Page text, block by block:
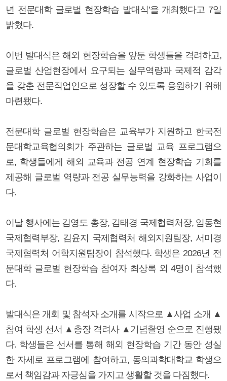
년 전문대학 글로벌 현장학습 발대식’을 개최했다고 7일
밝혔다.
이번 발대식은 해외 현장학습을 앞둔 학생들을 격려하고,
글로벌 산업현장에서 요구되는 실무역량과 국제적 감각
을 갖춘 전문직업인으로 성장할 수 있도록 응원하기 위해
마련됐다.
전문대학 글로벌 현장학습은 교육부가 지원하고 한국전
문대학교육협의회가 주관하는 글로벌 교육 프로그램으
로, 학생들에게 해외 교육과 전공 연계 현장학습 기회를
제공해 글로벌 역량과 전공 실무능력을 강화하는 사업이
다.
이날 행사에는 김영도 총장, 김태경 국제협력처장, 임동현
국제협력부장, 김윤지 국제협력처 해외지원팀장, 서미경
국제협력처 어학지원팀장이 참석했다. 학생은 2026년 전
문대학 글로벌 현장학습 참여자 최상록 외 4명이 참석했
다.
발대식은 개회 및 참석자 소개를 시작으로 ▲사업 소개 ▲
참여 학생 선서 ▲총장 격려사 ▲기념촬영 순으로 진행됐
다. 학생들은 선서를 통해 해외 현장학습 기간 동안 성실
한 자세로 프로그램에 참여하고, 동의과학대학교 학생으
로서 책임감과 자긍심을 가지고 생활할 것을 다짐했다.